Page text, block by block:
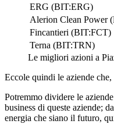
ERG (BIT:ERG)
Alerion Clean Power
Fincantieri (BIT:FCT)
Terna (BIT:TRN)
Le migliori azioni a
Eccole quindi le aziende
Potremmo dividere le
business di queste aziende;
energia che siano il futuro,